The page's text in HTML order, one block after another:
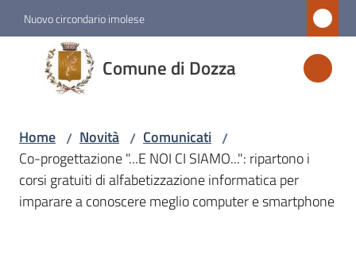
Vai al contenuto
Vai alla navigazione
Vai al footer
Nuovo circondario imolese
Comune di Dozza
Comune
di
Dozza
Amministrazione
Home / Novità / Comunicati /
Co-progettazione "...E NOI CI SIAMO...": ripartono i
corsi gratuiti di alfabetizzazione informatica per
imparare a conoscere meglio computer e smartphone